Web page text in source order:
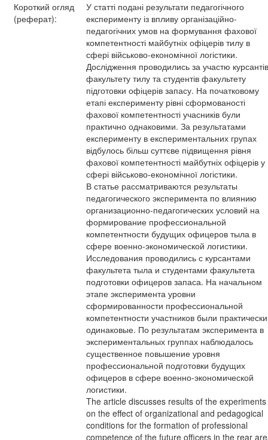
Короткий огляд
(реферат):
У статті подані результати педагогічного
експерименту із впливу організаційно-
педагогічних умов на формування фахової
компетентності майбутніх офіцерів тилу в
сфері військово-економічної логістики.
Дослідження проводились за участю курсантів
факультету тилу та студентів факультету
підготовки офіцерів запасу. На початковому
етапі експерименту рівні сформованості
фахової компетентності учасників були
практично однаковими. За результатами
експерименту в експериментальних групах
відбулось більш суттєве підвищення рівня
фахової компетентності майбутніх офіцерів у
сфері військово-економічної логістики.
В статье рассматриваются результаты
педагогического эксперимента по влиянию
организационно-педагогических условий на
формирование профессиональной
компетентности будущих офицеров тыла в
сфере военно-экономической логистики.
Исследования проводились с курсантами
факультета тыла и студентами факультета
подготовки офицеров запаса. На начальном
этапе эксперимента уровни
сформированности профессиональной
компетентности участников были практически
одинаковые. По результатам эксперимента в
экспериментальных группах наблюдалось
существенное повышение уровня
профессиональной подготовки будущих
офицеров в сфере военно-экономической
логистики.
The article discusses results of the experiments
on the effect of organizational and pedagogical
conditions for the formation of professional
competence of the future officers in the rear